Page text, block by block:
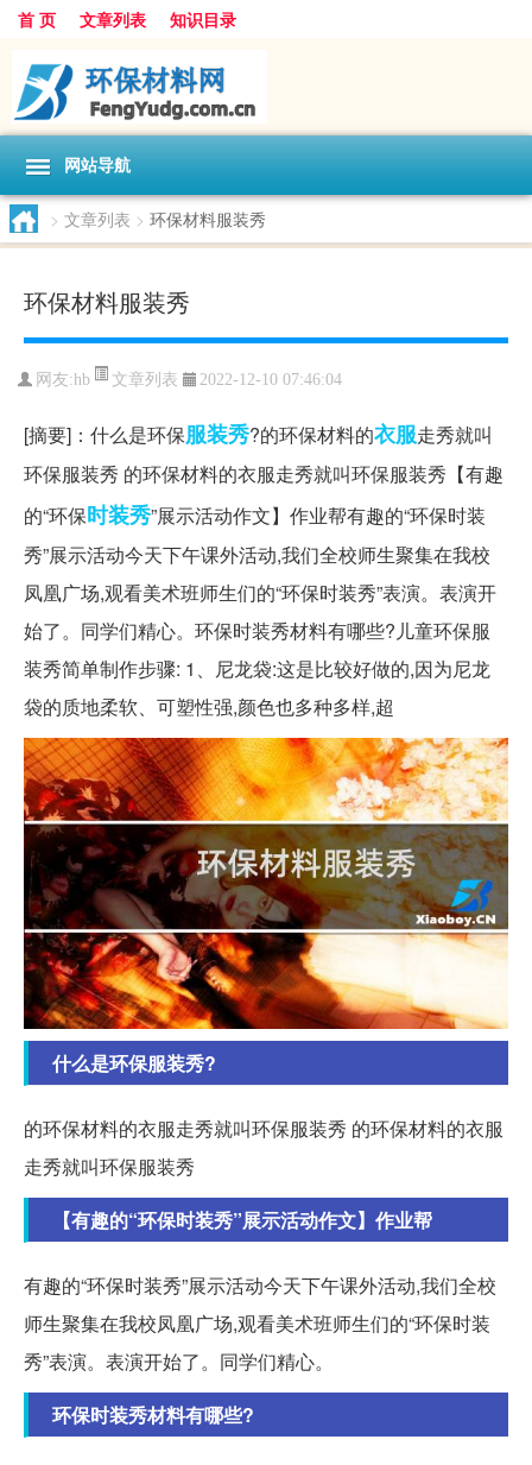
首 页 文章列表 知识目录
网站导航
> 文章列表 > 环保材料服装秀
环保材料服装秀
网友:hb 文章列表 2022-12-10 07:46:04
[摘要]：什么是环保服装秀?的环保材料的衣服走秀就叫
环保服装秀 的环保材料的衣服走秀就叫环保服装秀【有趣
的“环保时装秀”展示活动作文】作业帮有趣的“环保时装
秀”展示活动今天下午课外活动,我们全校师生聚集在我校
凤凰广场,观看美术班师生们的“环保时装秀”表演。表演开
始了。同学们精心。环保时装秀材料有哪些?儿童环保服
装秀简单制作步骤: 1、尼龙袋:这是比较好做的,因为尼龙
袋的质地柔软、可塑性强,颜色也多种多样,超
什么是环保服装秀?
的环保材料的衣服走秀就叫环保服装秀 的环保材料的衣服
走秀就叫环保服装秀
【有趣的“环保时装秀”展示活动作文】作业帮
有趣的“环保时装秀”展示活动今天下午课外活动,我们全校
师生聚集在我校凤凰广场,观看美术班师生们的“环保时装
秀”表演。表演开始了。同学们精心。
环保时装秀材料有哪些?